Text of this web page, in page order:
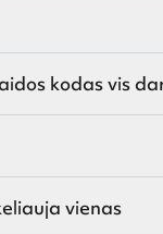
kodas vis
vienas